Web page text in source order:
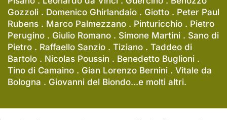
Gozzoli . Domenico Ghirlandaio . Giotto . Peter Paul
Rubens . Marco Palmezzano . Pinturicchio . Pietro
Perugino . Giulio Romano . Simone Martini . Sano di
Pietro . Raffaello Sanzio . Tiziano . Taddeo di
Bartolo . Nicolas Poussin . Benedetto Buglioni .
Tino di Camaino . Gian Lorenzo Bernini . Vitale da
Bologna . Giovanni del Biondo...e molti altri.